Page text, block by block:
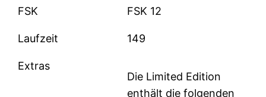
FSK FSK 12
Laufzeit 149
Extras
Die Limited Edition
enthält die folgenden